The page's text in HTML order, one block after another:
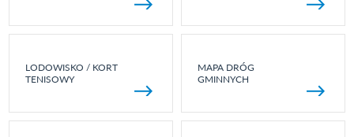
LODOWISKO / KORT
TENISOWY
MAPA DRÓG
GMINNYCH